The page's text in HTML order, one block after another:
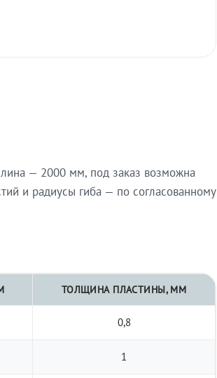
— 2000 мм, под заказ возможна
и радиусы гиба — по согласованному
ТОЛЩИНА ПЛАСТИНЫ, ММ
0,8
1